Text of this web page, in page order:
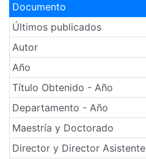
Documento
Últimos publicados
Autor
Año
Título Obtenido - Año
Departamento - Año
Maestría y Doctorado
Director y Director Asistente